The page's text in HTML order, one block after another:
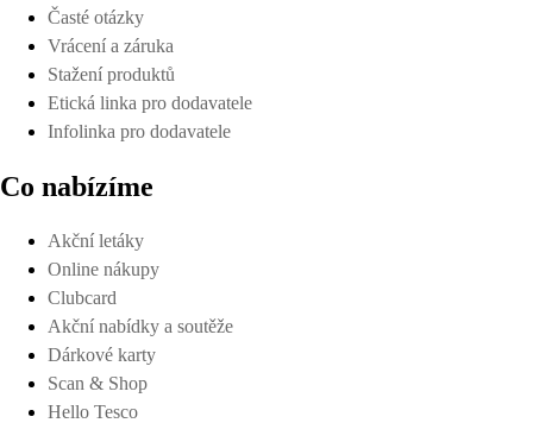
Časté otázky
Vrácení a záruka
Stažení produktů
Etická linka pro dodavatele
Infolinka pro dodavatele
Co nabízíme
Akční letáky
Online nákupy
Clubcard
Akční nabídky a soutěže
Dárkové karty
Scan & Shop
Hello Tesco